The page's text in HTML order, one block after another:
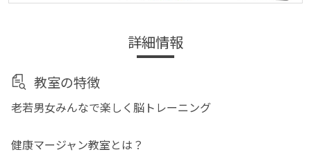
詳細情報
教室の特徴
老若男女みんなで楽しく脳トレーニング
健康マージャン教室とは？